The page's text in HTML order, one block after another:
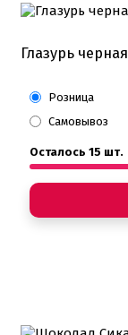
Глазурь
Розница
Самовывоз
Осталось 15 шт.